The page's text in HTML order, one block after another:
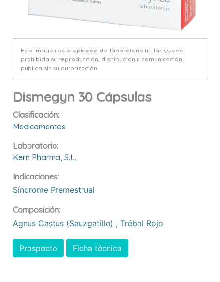
Esta imagen es propiedad del laboratorio titular. Queda
prohibida su reproducción, distribución y comunicación
pública sin su autorización.
Dismegyn 30 Cápsulas
Clasificación:
Medicamentos
Laboratorio:
Kern Pharma, S.l.
Indicaciones:
Síndrome Premestrual
Composición:
Agnus Castus (sauzgatillo) , Trébol Rojo
Prospecto Ficha técnica